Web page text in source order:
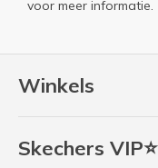
Winkels
Skechers VIP⭐
voor meer informatie.